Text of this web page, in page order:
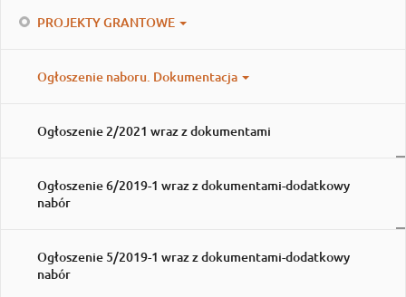
PROJEKTY GRANTOWE
Ogłoszenie naboru. Dokumentacja
Ogłoszenie 2/2021 wraz z dokumentami
Ogłoszenie 6/2019-1 wraz z dokumentami-dodatkowy
nabór
Ogłoszenie 5/2019-1 wraz z dokumentami-dodatkowy
nabór